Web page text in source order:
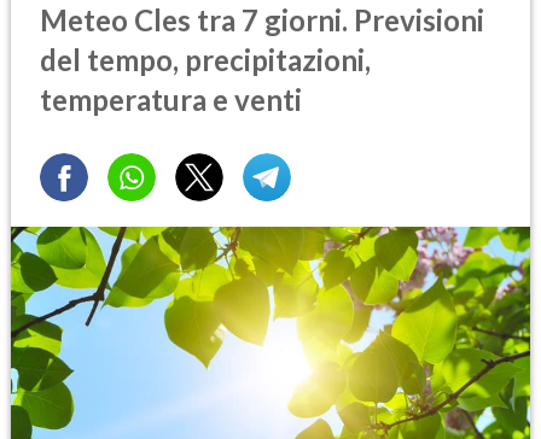
Meteo Cles tra 7 giorni. Previsioni
del tempo, precipitazioni,
temperatura e venti